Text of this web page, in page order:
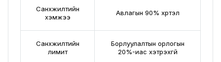
Санхүүжилтийн
хэмжээ
Авлагын 90% хүртэл
Санхүүжилтийн
лимит
Борлуулалтын орлогын
20%-иас хэтрэхгүй